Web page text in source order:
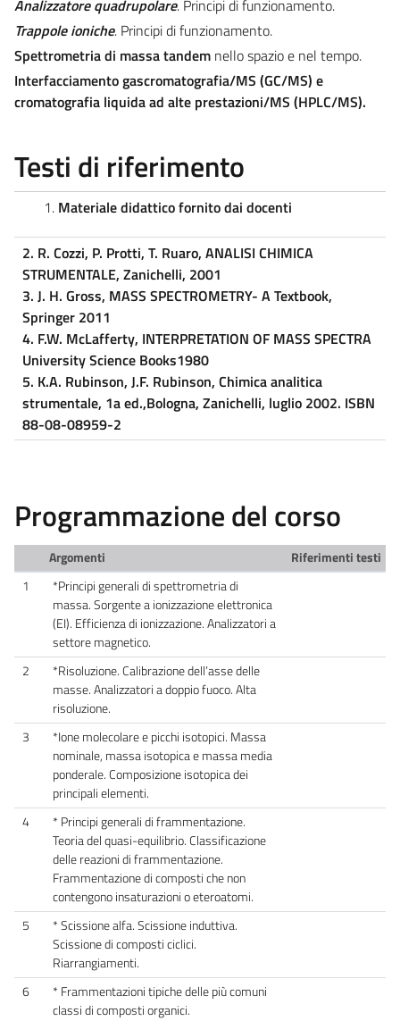
Analizzatore quadrupolare. Principi di funzionamento.
Trappole ioniche. Principi di funzionamento.
Spettrometria di massa tandem nello spazio e nel tempo.
Interfacciamento gascromatografia/MS (GC/MS) e
cromatografia liquida ad alte prestazioni/MS (HPLC/MS).
Testi di riferimento
Materiale didattico fornito dai docenti
2. R. Cozzi, P. Protti, T. Ruaro, ANALISI CHIMICA
STRUMENTALE, Zanichelli, 2001
3. J. H. Gross, MASS SPECTROMETRY- A Textbook,
Springer 2011
4. F.W. McLafferty, INTERPRETATION OF MASS SPECTRA
University Science Books1980
5. K.A. Rubinson, J.F. Rubinson, Chimica analitica
strumentale, 1a ed.,Bologna, Zanichelli, luglio 2002. ISBN
88-08-08959-2
Programmazione del corso
Argomenti
Riferimenti testi
1
*Principi generali di spettrometria di
massa. Sorgente a ionizzazione elettronica
(EI). Efficienza di ionizzazione. Analizzatori a
settore magnetico.
2
*Risoluzione. Calibrazione dell’asse delle
masse. Analizzatori a doppio fuoco. Alta
risoluzione.
3
*Ione molecolare e picchi isotopici. Massa
nominale, massa isotopica e massa media
ponderale. Composizione isotopica dei
principali elementi.
4
* Principi generali di frammentazione.
Teoria del quasi-equilibrio. Classificazione
delle reazioni di frammentazione.
Frammentazione di composti che non
contengono insaturazioni o eteroatomi.
5
* Scissione alfa. Scissione induttiva.
Scissione di composti ciclici.
Riarrangiamenti.
6
* Frammentazioni tipiche delle più comuni
classi di composti organici.